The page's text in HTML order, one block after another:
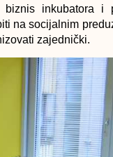
biznis inkubatora i
na socijalnim
zajednički.